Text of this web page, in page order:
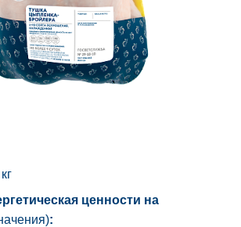
ценности на
: